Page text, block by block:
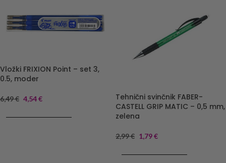
Vložki FRIXION Point – set 3,
0.5, moder
6,49€ 4,54€
Tehnični svinčnik FABER-
CASTELL GRIP MATIC – 0,5 mm,
zelena
2,99€ 1,79€